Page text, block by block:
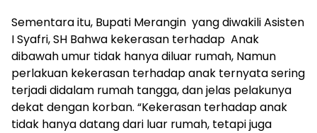
Sementara itu, Bupati Merangin yang diwakili Asisten
I Syafri, SH Bahwa kekerasan terhadap Anak
dibawah umur tidak hanya diluar rumah, Namun
perlakuan kekerasan terhadap anak ternyata sering
terjadi didalam rumah tangga, dan jelas pelakunya
dekat dengan korban. “Kekerasan terhadap anak
tidak hanya datang dari luar rumah, tetapi juga